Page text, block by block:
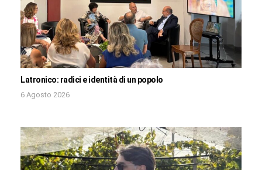
Latronico: radici e identità di un popolo
6 Agosto 2026